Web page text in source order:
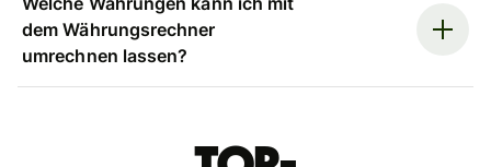
dem Währungsrechner
umrechnen lassen?